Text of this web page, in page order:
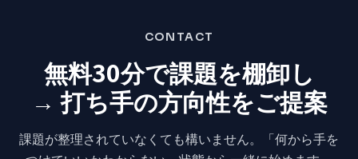
CONTACT
無料30分で課題を棚卸し
→ 打ち手の方向性をご提案
課題が整理されていなくても構いません。
「何から手を